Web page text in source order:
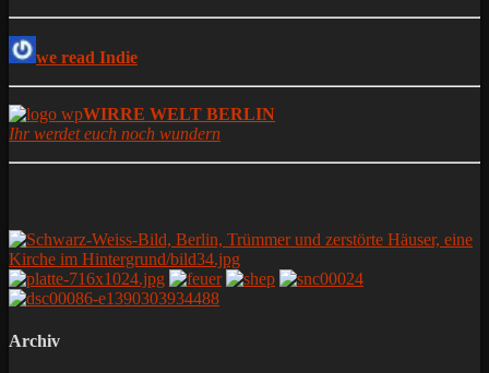
we read Indie
WIRRE WELT BERLIN
Ihr werdet euch noch wundern
Archiv